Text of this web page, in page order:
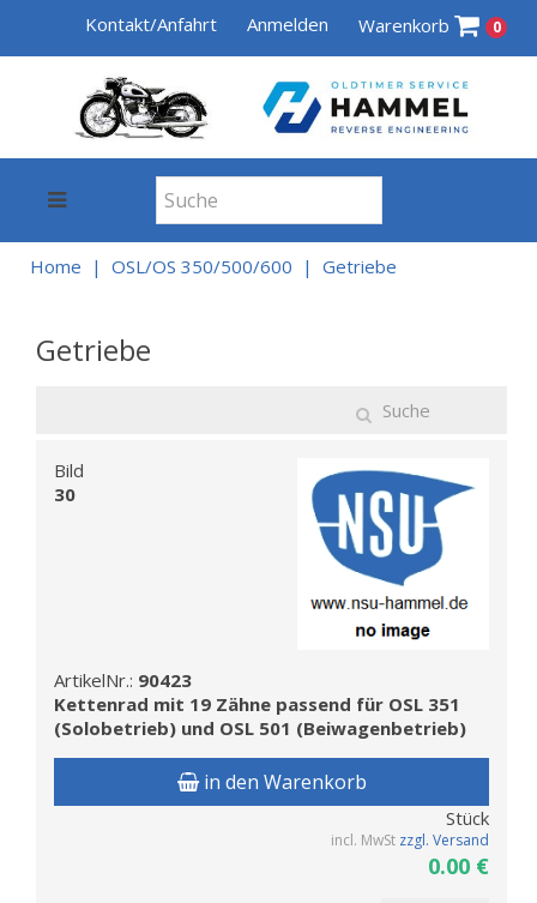
Kontakt/Anfahrt Anmelden Warenkorb 0
Home OSL/OS 350/500/600 Getriebe
Getriebe
Bild
30
ArtikelNr.: 90423
Kettenrad mit 19 Zähne passend für OSL 351
(Solobetrieb) und OSL 501 (Beiwagenbetrieb)
in den Warenkorb
Stück
incl. MwSt zzgl. Versand
0.00 €